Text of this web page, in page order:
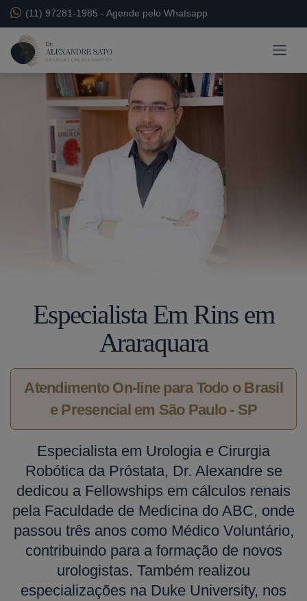
(11) 97281-1985 - Agende pelo Whatsapp
Especialista Em Rins em
Araraquara
Atendimento On-line para Todo o Brasil
e Presencial em São Paulo - SP
Especialista em Urologia e Cirurgia
Robótica da Próstata, Dr. Alexandre se
dedicou a Fellowships em cálculos renais
pela Faculdade de Medicina do ABC, onde
passou três anos como Médico Voluntário,
contribuindo para a formação de novos
urologistas. Também realizou
especializações na Duke University, nos